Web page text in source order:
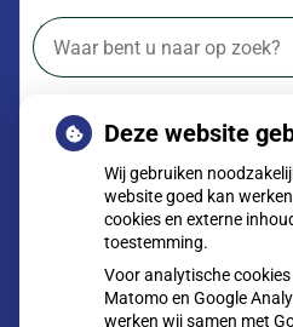
Betrouwbare informatie over
Deze website
Wij gebruiken
website goed kan
cookies en externe
toestemming.
Voor analytische
Matomo en Google
werken wij samen met